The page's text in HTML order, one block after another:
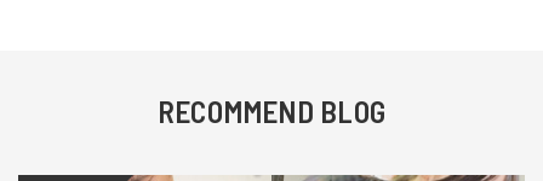
RECOMMEND BLOG